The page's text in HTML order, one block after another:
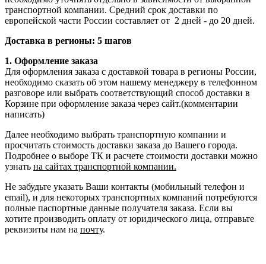
транспортной компании. Средний срок доставки по
европейской части России составляет от 2 дней - до 20 дней.
Доставка в регионы: 5 шагов
1. Оформление заказа
Для оформления заказа с доставкой товара в регионы России,
необходимо сказать об этом нашему менеджеру в телефонном
разговоре или выбрать соответствующий способ доставки в
Корзине при оформление заказа через сайт.(комментарии
написать)
Далее необходимо выбрать транспортную компании и
просчитать стоимость доставки заказа до Вашего города.
Подробнее о выборе ТК и расчете стоимости доставки можно
узнать на сайтах транспортной компании.
Не забудьте указать Ваши контакты (мобильный телефон и
email), и для некоторых транспортных компаний потребуются
полные паспортные данные получателя заказа. Если вы
хотите производить оплату от юридического лица, отправьте
реквизиты нам на почту.